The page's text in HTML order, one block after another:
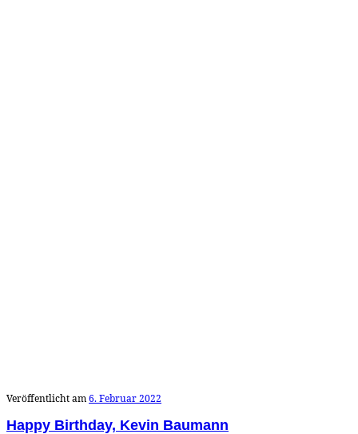
Veröffentlicht am6. Februar 2022
Happy Birthday, Kevin Baumann